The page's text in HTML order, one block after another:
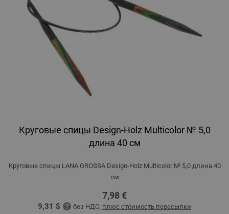
Круговые спицы Design-Holz Multicolor № 5,0
длина 40 см
Круговые спицы LANA GROSSA Design-Holz Multicolor № 5,0 длина 40
см
7,98 €
9,31 $ без НДС, плюс стоимость пересылки